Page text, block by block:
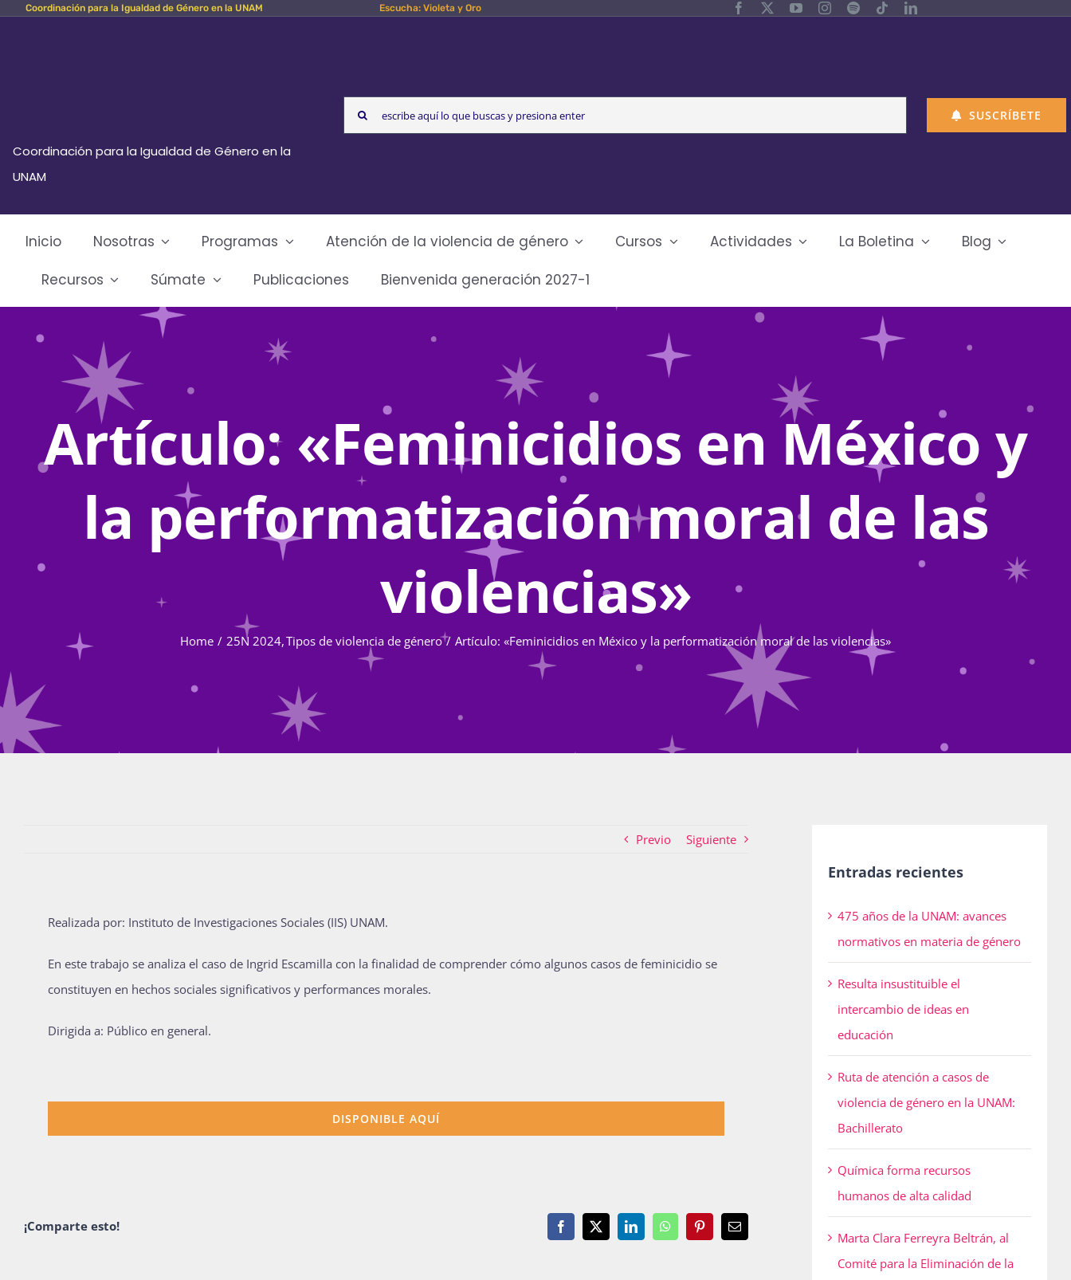
Skip Coordinación para la Igualdad de Género en la UNAM Escucha: Violeta y Oro
Coordinación para la Igualdad de Género en la
UNAM
Search
for:
SUSCRÍBETE
Inicio Nosotras Programas Atención de la violencia de género Cursos Actividades La Boletina
Blog
Recursos
Súmate Publicaciones Bienvenida generación 2027-1
Artículo: «Feminicidios en México y
la performatización moral de las
violencias»
Home 25N 2024 Tipos de violencia de género Artículo: «Feminicidios en México y la performatización moral de las violencias»
Previo Siguiente
Realizada por: Instituto de Investigaciones Sociales (IIS) UNAM.
En este trabajo se analiza el caso de Ingrid Escamilla con la finalidad de comprender cómo algunos casos de feminicidio se
constituyen en hechos sociales significativos y performances morales.
Dirigida a: Público en general.
DISPONIBLE AQUÍ
¡Comparte esto! Facebook
X LinkedInWhatsAppPinterestEmail
Entradas recientes
475 años de la UNAM: avances
normativos en materia de género
Resulta insustituible el
intercambio de ideas en
educación
Ruta de atención a casos de
violencia de género en la UNAM:
Bachillerato
Química forma recursos
humanos de alta calidad
Marta Clara Ferreyra Beltrán, al
Comité para la Eliminación de la